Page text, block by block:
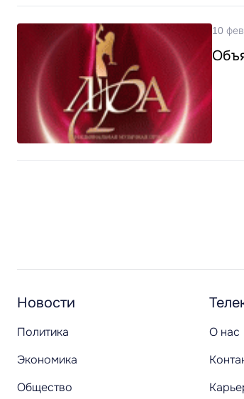
10
Новости
Политика
Экономика
Общество
О нас